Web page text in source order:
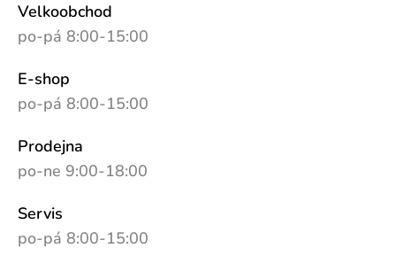
Velkoobchod
po-pá 8:00-15:00
E-shop
po-pá 8:00-15:00
Prodejna
po-ne 9:00-18:00
Servis
po-pá 8:00-15:00